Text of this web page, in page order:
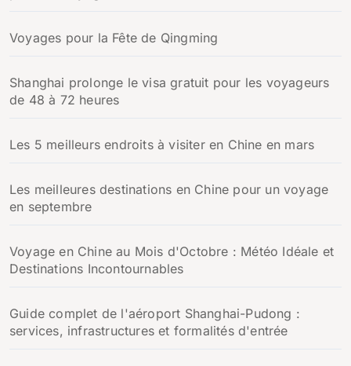
Voyages pour la Fête de Qingming
Shanghai prolonge le visa gratuit pour les voyageurs
de 48 à 72 heures
Les 5 meilleurs endroits à visiter en Chine en mars
Les meilleures destinations en Chine pour un voyage
en septembre
Voyage en Chine au Mois d'Octobre : Météo Idéale et
Destinations Incontournables
Guide complet de l'aéroport Shanghai-Pudong :
services, infrastructures et formalités d'entrée